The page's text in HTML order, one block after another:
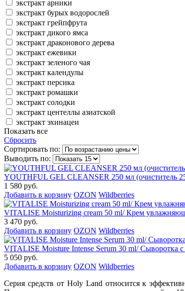
экстракт арники
экстракт бурых водорослей
экстракт грейпфрута
экстракт дикого ямса
экстракт драконового дерева
экстракт ежевики
экстракт зеленого чая
экстракт календулы
экстракт персика
экстракт ромашки
экстракт солодки
экстракт центеллы азиатской
экстракт эхинацеи
Показать все
Сбросить
Сортировать по:
Выводить по:
YOUTHFUL GEL CLEANSER 250 мл (очиститель
1 580 руб.
Добавить в корзину OZON Wildberries
VITALISE Moisturizing cream 50 ml/ Крем
3 470 руб.
Добавить в корзину OZON Wildberries
VITALISE Moisture Intense Serum 30 ml/ Сыворотка
5 050 руб.
Добавить в корзину OZON Wildberries
Серия средств от Holy Land относится к